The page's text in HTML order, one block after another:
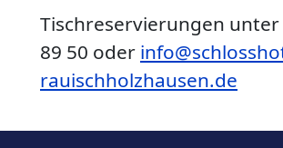
Tischreservierungen unter
89 50 oder
rauischholzhausen.de